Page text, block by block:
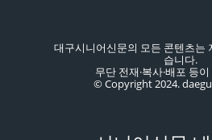
대구시니어신문의 모든 콘텐츠는
습니다.
무단 전재·복사·배포 등
© Copyright 2024.